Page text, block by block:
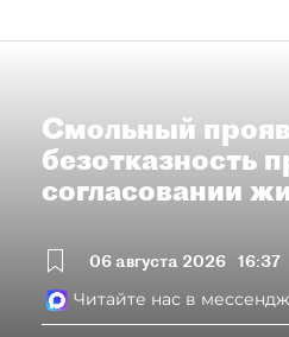
Смольный
безотказность
согласовании
06 августа 2026 16:37
Читайте нас в